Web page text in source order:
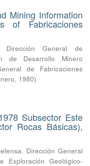
Mining Information
of Fabricaciones
Dirección General de
de Desarrollo Minero
de Fabricaciones
, 1980)
Subsector Este
Rocas Básicas),
Dirección General
Exploración Geológico-